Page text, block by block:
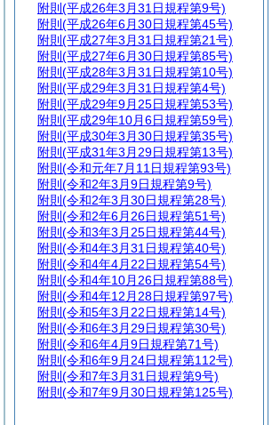
附則 (平成26年3月31日規程第9号)
附則 (平成26年6月30日規程第45号)
附則 (平成27年3月31日規程第21号)
附則 (平成27年6月30日規程第85号)
附則 (平成28年3月31日規程第10号)
附則 (平成29年3月31日規程第4号)
附則 (平成29年9月25日規程第53号)
附則 (平成29年10月6日規程第59号)
附則 (平成30年3月30日規程第35号)
附則 (平成31年3月29日規程第13号)
附則 (令和元年7月11日規程第93号)
附則 (令和2年3月9日規程第9号)
附則 (令和2年3月30日規程第28号)
附則 (令和2年6月26日規程第51号)
附則 (令和3年3月25日規程第44号)
附則 (令和4年3月31日規程第40号)
附則 (令和4年4月22日規程第54号)
附則 (令和4年10月26日規程第88号)
附則 (令和4年12月28日規程第97号)
附則 (令和5年3月22日規程第14号)
附則 (令和6年3月29日規程第30号)
附則 (令和6年4月9日規程第71号)
附則 (令和6年9月24日規程第112号)
附則 (令和7年3月31日規程第9号)
附則 (令和7年9月30日規程第125号)